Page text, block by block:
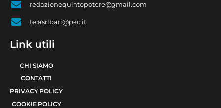
redazionequintopotere@gmail.com
terasrlbari@pec.it
Link utili
CHI SIAMO
CONTATTI
PRIVACY POLICY
COOKIE POLICY